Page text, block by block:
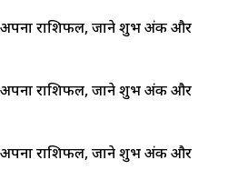
राशिफल, जाने शुभ अंक और
राशिफल, जाने शुभ अंक और
राशिफल, जाने शुभ अंक और